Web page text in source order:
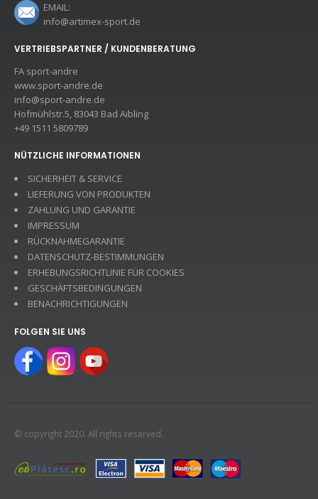
EMAIL:
info@artimex-sport.de
VERTRIEBSPARTNER / KUNDENBERATUNG
FA sport-andre
www.sport-andre.de
info@sport-andre.de
Hofmühlstr.5, 83043 Bad Aibling
+49 1511 5809789
NÜTZLICHE INFORMATIONEN
SICHERHEIT & SERVICE
LIEFERUNG VON PRODUKTEN
ZAHLUNG UND GARANTIE
IMPRESSUM
RÜCKNAHMEGARANTIE
DATENSCHUTZ-BESTIMMUNGEN
ERHEBUNGSRICHTLINIE FÜR COOKIES
GESCHÄFTSBEDINGUNGEN
BENACHRICHTIGUNGEN
FOLGEN SIE UNS
© copyright 2020. All rights reserved.